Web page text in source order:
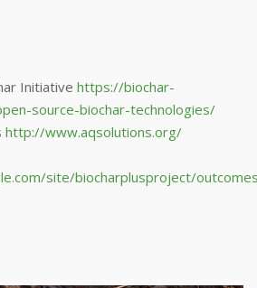
Initiative https://biochar-
source-biochar-technologies/
http://www.aqsolutions.org/
site/biocharplusproject/